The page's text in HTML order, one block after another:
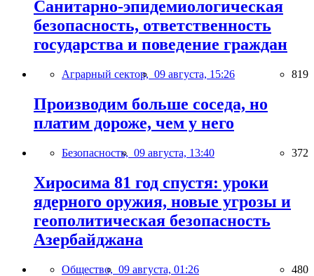
Санитарно-эпидемиологическая
безопасность, ответственность
государства и поведение граждан
Аграрный сектор, 09 августа, 15:26 819
Производим больше соседа, но
платим дороже, чем у него
Безопасность, 09 августа, 13:40 372
Хиросима 81 год спустя: уроки
ядерного оружия, новые угрозы и
геополитическая безопасность
Азербайджана
Общество, 09 августа, 01:26 480